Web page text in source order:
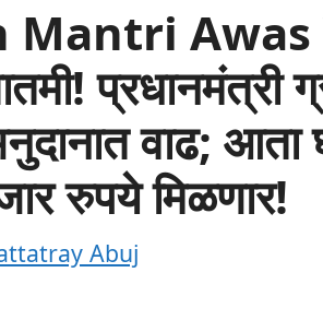
Mantri Awas
प्रधानमंत्री
वाढ; आता
रुपये मिळणार!
Abuj